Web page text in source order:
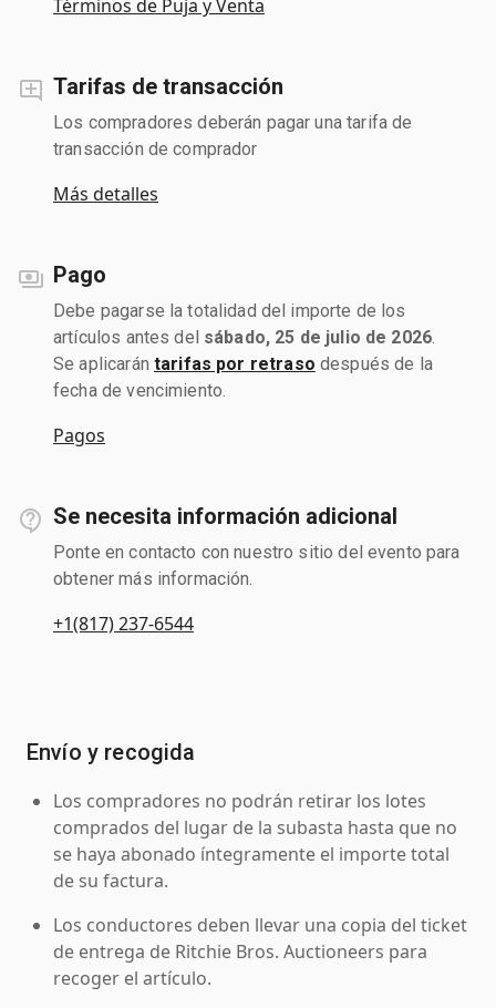
Términos de Puja y Venta
Tarifas de transacción
Los compradores deberán pagar una tarifa de
transacción de comprador
Más detalles
Pago
Debe pagarse la totalidad del importe de los
artículos antes del sábado, 25 de julio de 2026
Se aplicarán tarifas por retraso después de la
fecha de vencimiento.
Pagos
Se necesita información adicional
Ponte en contacto con nuestro sitio del evento para
obtener más información.
+1(817) 237-6544
Envío y recogida
Los compradores no podrán retirar los lotes
comprados del lugar de la subasta hasta que no
se haya abonado íntegramente el importe total
de su factura.
Los conductores deben llevar una copia del ticket
de entrega de Ritchie Bros. Auctioneers para
recoger el artículo.